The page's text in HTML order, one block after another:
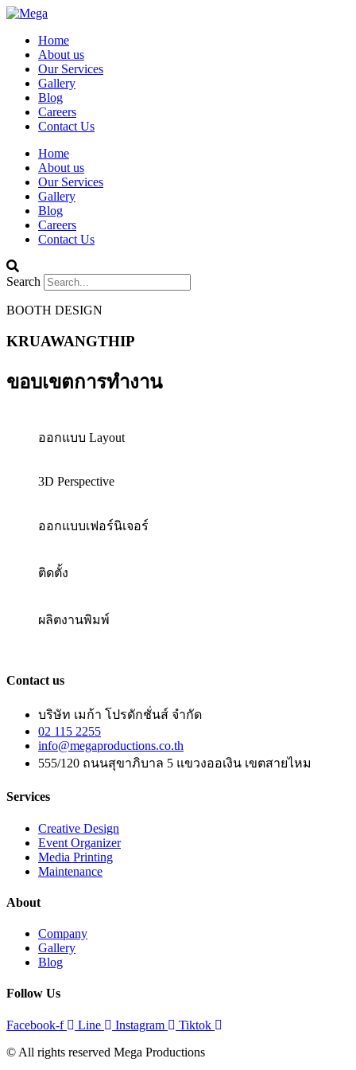
Home
About us
Our Services
Gallery
Blog
Careers
Contact Us
Home
About us
Our Services
Gallery
Blog
Careers
Contact Us
Search
BOOTH DESIGN
KRUAWANGTHIP
ขอบเขตการทำงาน
ออกแบบ Layout
3D Perspective
ออกแบบเฟอร์นิเจอร์
ติดตั้ง
ผลิตงานพิมพ์
Contact us
บริษัท เมก้า โปรดักชั่นส์ จำกัด
02 115 2255
info@megaproductions.co.th
555/120 ถนนสุขาภิบาล 5 แขวงออเงิน เขตสายไหม
Services
Creative Design
Event Organizer
Media Printing
Maintenance
About
Company
Gallery
Blog
Follow Us
Facebook-f Line Instagram
Tiktok
© All rights reserved Mega Productions